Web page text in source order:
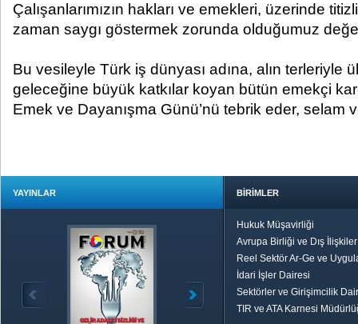
Çalışanlarımızın hakları ve emekleri, üzerinde
zaman saygı göstermek zorunda olduğumuz
Bu vesileyle Türk iş dünyası adına, alın terleriyle
geleceğine büyük katkılar koyan bütün emekçi
Emek ve Dayanışma Günü’nü tebrik eder, selam
YAYINLAR BİRİMLER
Hukuk Müşavirliği
Avrupa Birliği ve Dış
Reel Sektör Ar-Ge ve
İdari İşler Dairesi
Sektörler ve Girişimcilik
TIR ve ATA Karnesi